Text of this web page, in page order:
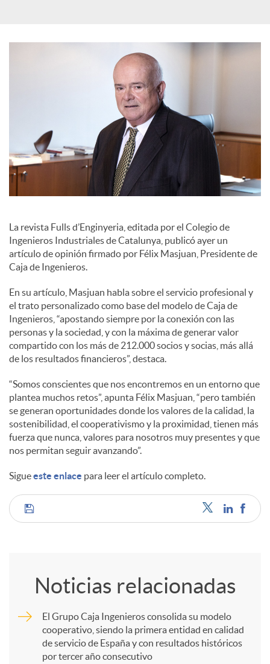
d
d
e
c
o
n
t
e
n
i
d
s
La revista Fulls d’Enginyeria, editada por el Colegio de
Ingenieros Industriales de Catalunya, publicó ayer un
artículo de opinión firmado por Félix Masjuan, Presidente de
Caja de Ingenieros.
En su artículo, Masjuan habla sobre el servicio profesional y
el trato personalizado como base del modelo de Caja de
Ingenieros, “apostando siempre por la conexión con las
personas y la sociedad, y con la máxima de generar valor
compartido con los más de 212.000 socios y socias, más allá
de los resultados financieros”, destaca.
“Somos conscientes que nos encontremos en un entorno que
plantea muchos retos”, apunta Félix Masjuan, “pero también
se generan oportunidades donde los valores de la calidad, la
sostenibilidad, el cooperativismo y la proximidad, tienen más
fuerza que nunca, valores para nosotros muy presentes y que
nos permitan seguir avanzando”.
Sigueeste enlace para leer el artículo completo.
C
Noticias relacionadas
El Grupo Caja Ingenieros consolida su modelo
cooperativo, siendo la primera entidad en calidad
de servicio de España y con resultados históricos
por tercer año consecutivo